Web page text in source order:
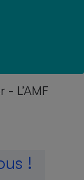
L’AMF
!